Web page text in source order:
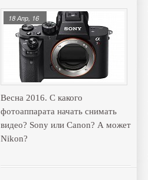
Весна 2016. С какого
фотоаппарата начать снимать
видео? Sony или Canon? А может
Nikon?
18 Апр, 16